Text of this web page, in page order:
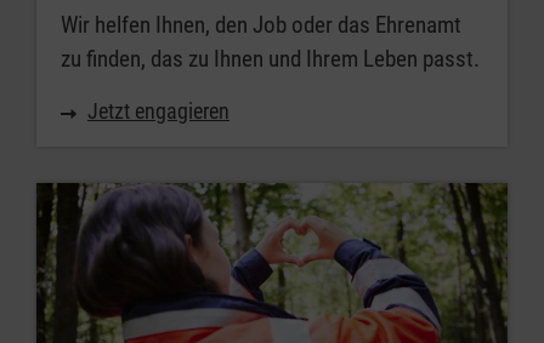
Wir helfen Ihnen, den Job oder das Ehrenamt
zu finden, das zu Ihnen und Ihrem Leben passt.
Jetzt engagieren